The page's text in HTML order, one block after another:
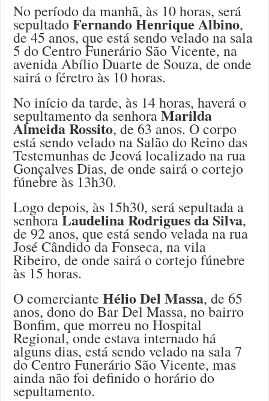
No período da manhã, às 10 horas, será
sepultadoFernando Henrique Albino,
de 45 anos, que está sendo velado na sala
5 do Centro Funerário São Vicente, na
avenida Abílio Duarte de Souza, de onde
sairá o féretro às 10 horas.
No início da tarde, às 14 horas, haverá o
sepultamento da senhoraMarilda
Almeida Rossito, de 63 anos. O corpo
está sendo velado na Salão do Reino das
Testemunhas de Jeová localizado na rua
Gonçalves Dias, de onde sairá o cortejo
fúnebre às 13h30.
Logo depois, às 15h30, será sepultada a
senhoraLaudelina Rodrigues da Silva,
de 92 anos, que está sendo velada na rua
José Cândido da Fonseca, na vila
Ribeiro, de onde sairá o cortejo fúnebre
às 15 horas.
O comercianteHélio Del Massa, de 65
anos, dono do Bar Del Massa, no bairro
Bonfim, que morreu no Hospital
Regional, onde estava internado há
alguns dias, está sendo velado na sala 7
do Centro Funerário São Vicente, mas
ainda não foi definido o horário do
sepultamento.